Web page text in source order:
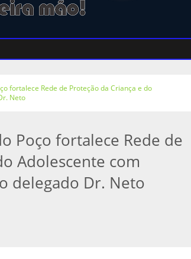
fortalece Rede de Proteção da Criança e do
Neto
Poço fortalece Rede de
Adolescente com
delegado Dr. Neto